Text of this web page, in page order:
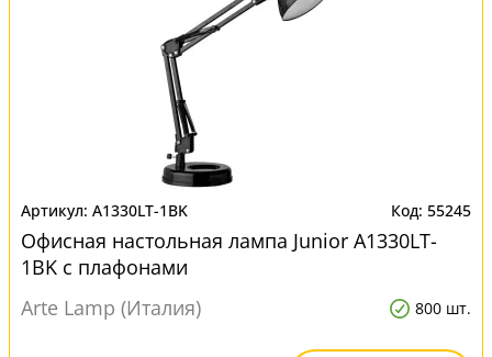
A1330LT-1BK 55245
Офисная настольная лампа Junior A1330LT-
1BK с плафонами
Arte Lamp (Италия)
800 шт.